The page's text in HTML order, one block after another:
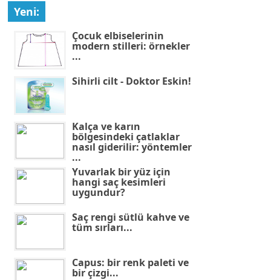
Yeni:
Çocuk elbiselerinin
modern stilleri: örnekler
...
Sihirli cilt - Doktor Eskin!
Kalça ve karın
bölgesindeki çatlaklar
nasıl giderilir: yöntemler
...
Yuvarlak bir yüz için
hangi saç kesimleri
uygundur?
Saç rengi sütlü kahve ve
tüm sırları...
Capus: bir renk paleti ve
bir çizgi...